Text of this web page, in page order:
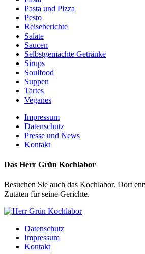
Pasta und Pizza
Pesto
Reiseberichte
Salate
Saucen
Selbstgemachte Getränke
Sirups
Soulfood
Suppen
Tartes
Veganes
Impressum
Datenschutz
Presse und News
Kontakt
Das Herr Grün Kochlabor
Besuchen Sie auch das Kochlabor. Dort
Zutaten für seine Gerichte.
Datenschutz
Impressum
Kontakt